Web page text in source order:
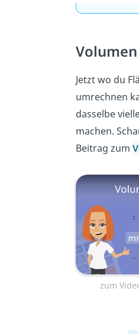
Jetzt wo du
umrechnen
dasselbe
machen.
Beitrag zum
zum